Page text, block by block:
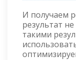
И получаем
результат
такими